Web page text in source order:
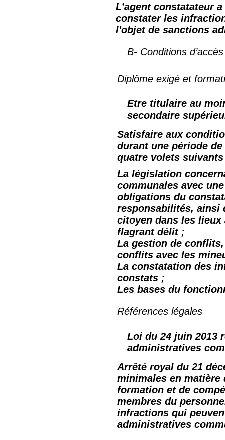
L’agent constatateur
constater les
l'objet de sanctions
B- Conditions
Diplôme exigé et
Etre titulaire au
secondaire
Satisfaire aux
durant une période
quatre volets
La législation
communales avec
obligations du
responsabilités, ainsi
citoyen dans les
flagrant délit ;
La gestion de
conflits avec les
La constatation des
constats ;
Les bases du
Références légales
Loi du 24 juin 2013
administratives
Arrêté royal du 21
minimales en matière
formation et de
membres du
infractions qui
administratives